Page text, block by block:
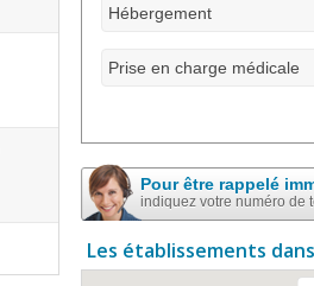
Hébergement
Prise en charge médicale
Pour être rappelé
indiquez votre numéro de
Les établissements